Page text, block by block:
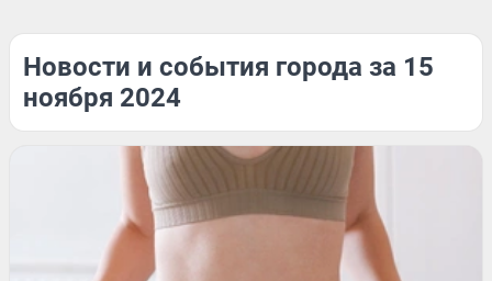
Новости и события города за 15
ноября 2024